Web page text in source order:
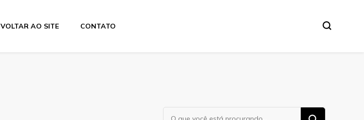
VOLTAR AO SITE CONTATO
Procurando